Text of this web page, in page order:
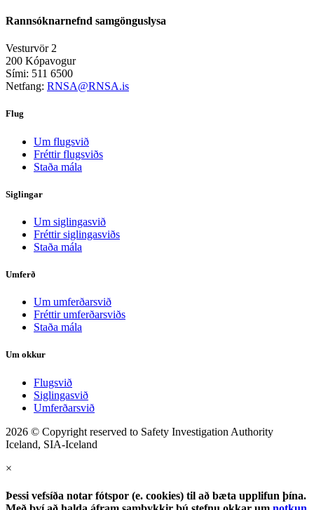
Rannsóknarnefnd samgönguslysa
Vesturvör 2
200 Kópavogur
Sími: 511 6500
Netfang: RNSA@RNSA.is
Flug
Um flugsvið
Fréttir flugsviðs
Staða mála
Siglingar
Um siglingasvið
Fréttir siglingasviðs
Staða mála
Umferð
Um umferðarsvið
Fréttir umferðarsviðs
Staða mála
Um okkur
Flugsvið
Siglingasvið
Umferðarsvið
2026 © Copyright reserved to Safety Investigation Authority
Iceland, SIA-Iceland
×
Þessi vefsíða notar fótspor (e. cookies) til að bæta upplifun þína.